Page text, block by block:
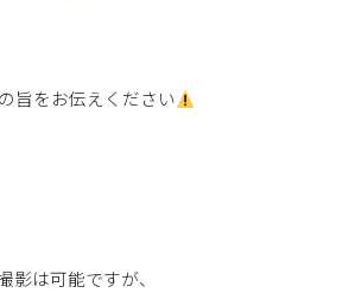
旨をお伝えください
は可能ですが、